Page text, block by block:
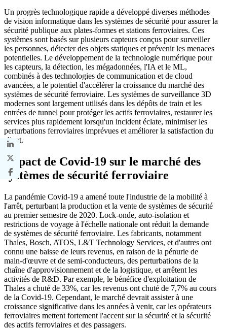
Un progrès technologique rapide a développé diverses méthodes
de vision informatique dans les systèmes de sécurité pour assurer la
sécurité publique aux plates-formes et stations ferroviaires. Ces
systèmes sont basés sur plusieurs capteurs conçus pour surveiller
les personnes, détecter des objets statiques et prévenir les menaces
potentielles. Le développement de la technologie numérique pour
les capteurs, la détection, les mégadonnées, l'IA et le ML,
combinés à des technologies de communication et de cloud
avancées, a le potentiel d'accélérer la croissance du marché des
systèmes de sécurité ferroviaire. Les systèmes de surveillance 3D
modernes sont largement utilisés dans les dépôts de train et les
entrées de tunnel pour protéger les actifs ferroviaires, restaurer les
services plus rapidement lorsqu'un incident éclate, minimiser les
perturbations ferroviaires imprévues et améliorer la satisfaction du
client.
Impact de Covid-19 sur le marché des
systèmes de sécurité ferroviaire
La pandémie Covid-19 a amené toute l'industrie de la mobilité à
l'arrêt, perturbant la production et la vente de systèmes de sécurité
au premier semestre de 2020. Lock-onde, auto-isolation et
restrictions de voyage à l'échelle nationale ont réduit la demande
de systèmes de sécurité ferroviaire. Les fabricants, notamment
Thales, Bosch, ATOS, L&T Technology Services, et d'autres ont
connu une baisse de leurs revenus, en raison de la pénurie de
main-d'œuvre et de semi-conducteurs, des perturbations de la
chaîne d'approvisionnement et de la logistique, et arrêtent les
activités de R&D. Par exemple, le bénéfice d'exploitation de
Thales a chuté de 33%, car les revenus ont chuté de 7,7% au cours
de la Covid-19. Cependant, le marché devrait assister à une
croissance significative dans les années à venir, car les opérateurs
ferroviaires mettent fortement l'accent sur la sécurité et la sécurité
des actifs ferroviaires et des passagers.